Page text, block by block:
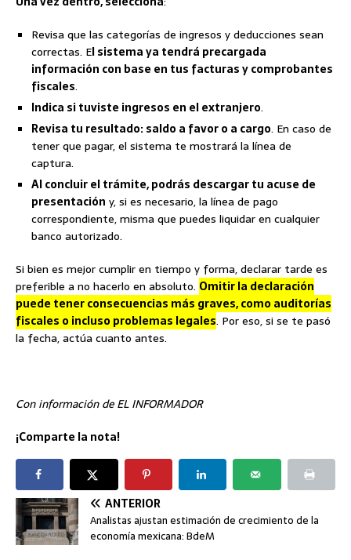
Revisa que las categorías de ingresos y deducciones sean
correctas. El sistema ya tendrá precargada
información con base en tus facturas y comprobantes
fiscales.
Indica si tuviste ingresos en el extranjero.
Revisa tu resultado: saldo a favor o a cargo. En caso de
tener que pagar, el sistema te mostrará la línea de
captura.
Al concluir el trámite, podrás descargar tu acuse de
presentación y, si es necesario, la línea de pago
correspondiente, misma que puedes liquidar en cualquier
banco autorizado.
Si bien es mejor cumplir en tiempo y forma, declarar tarde es
preferible a no hacerlo en absoluto. Omitir la declaración
puede tener consecuencias más graves, como auditorías
fiscales o incluso problemas legales. Por eso, si se te pasó
la fecha, actúa cuanto antes.
Con información de EL INFORMADOR
¡Comparte la nota!
ANTERIOR
Analistas ajustan estimación de crecimiento de la
economía mexicana: BdeM